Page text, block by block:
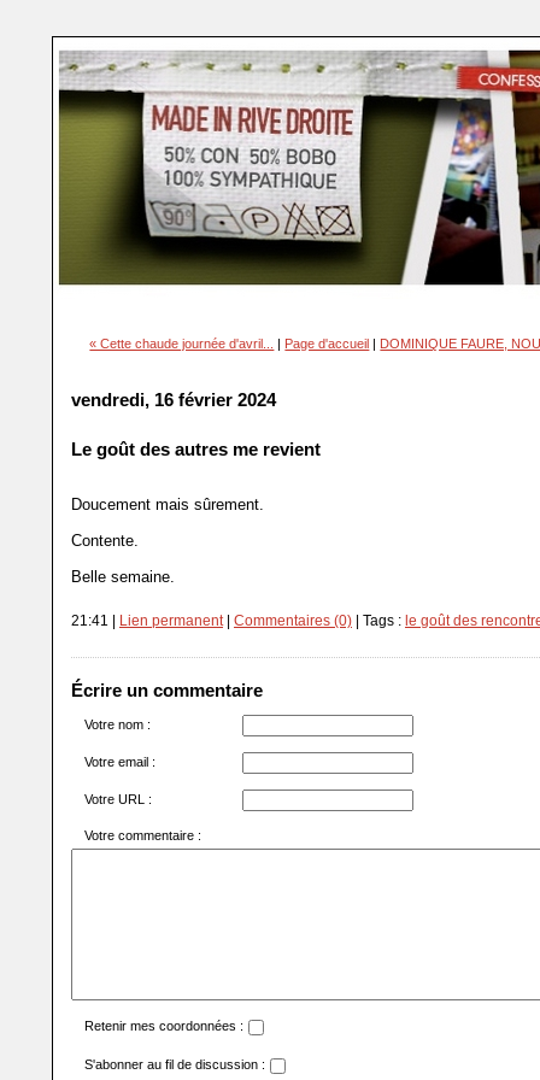
« Cette chaude journée d'avril... | Page d'accueil | DOMINIQUE FAURE,
vendredi, 16 février 2024
Le goût des autres me revient
Doucement mais sûrement.
Contente.
Belle semaine.
21:41 | Lien permanent| Commentaires (0) | Tags : le goût des
Écrire un commentaire
Votre nom :
Votre email :
Votre URL :
Votre commentaire :
Retenir mes coordonnées :
S'abonner au fil de discussion :